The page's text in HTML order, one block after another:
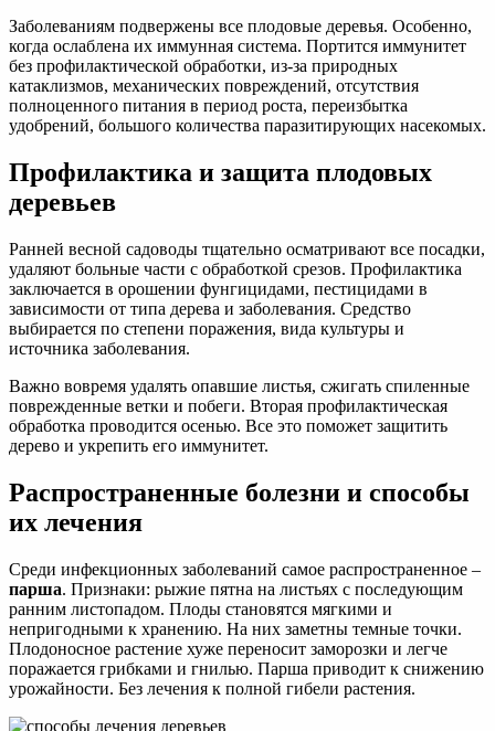
Заболеваниям подвержены все плодовые деревья. Особенно,
когда ослаблена их иммунная система. Портится иммунитет
без профилактической обработки, из-за природных
катаклизмов, механических повреждений, отсутствия
полноценного питания в период роста, переизбытка
удобрений, большого количества паразитирующих насекомых.
Профилактика и защита плодовых
деревьев
Ранней весной садоводы тщательно осматривают все посадки,
удаляют больные части с обработкой срезов. Профилактика
заключается в орошении фунгицидами, пестицидами в
зависимости от типа дерева и заболевания. Средство
выбирается по степени поражения, вида культуры и
источника заболевания.
Важно вовремя удалять опавшие листья, сжигать спиленные
поврежденные ветки и побеги. Вторая профилактическая
обработка проводится осенью. Все это поможет защитить
дерево и укрепить его иммунитет.
Распространенные болезни и способы
их лечения
Среди инфекционных заболеваний самое распространенное –
парша. Признаки: рыжие пятна на листьях с последующим
ранним листопадом. Плоды становятся мягкими и
непригодными к хранению. На них заметны темные точки.
Плодоносное растение хуже переносит заморозки и легче
поражается грибками и гнилью. Парша приводит к снижению
урожайности. Без лечения к полной гибели растения.